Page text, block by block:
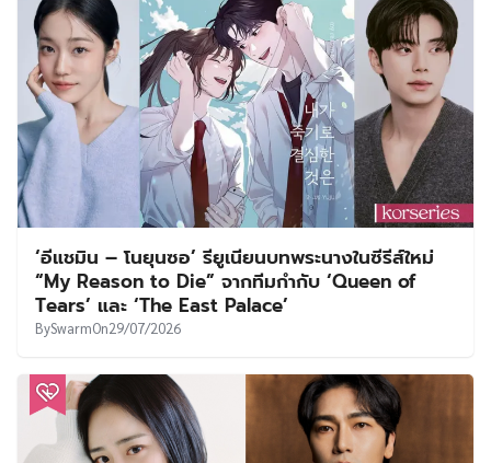
‘อีแชมิน – โนยุนซอ’ รียูเนียนบทพระนางในซีรีส์ใหม่
“My Reason to Die” จากทีมกำกับ ‘Queen of
Tears’ และ ‘The East Palace’
BySwarmOn29/07/2026